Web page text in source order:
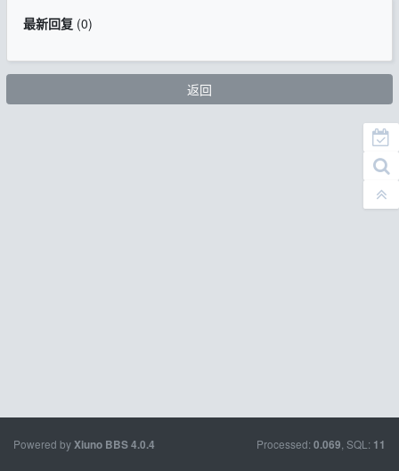
最新回复(0)
返回
Powered byXiuno BBS4.0.4 Processed: 0.069 , SQL: 11